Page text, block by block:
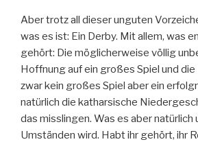
Aber trotz all dieser unguten
was es ist: Ein Derby. Mit allem, was
gehört: Die möglicherweise völlig
Hoffnung auf ein großes Spiel und die
zwar kein großes Spiel aber ein
natürlich die katharsische
das misslingen. Was es aber natürlich
Umständen wird. Habt ihr gehört, ihr